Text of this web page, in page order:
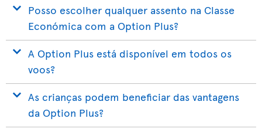
Posso escolher qualquer assento na Classe
Económica com a Option Plus?
A Option Plus está disponível em todos os
voos?
As crianças podem beneficiar das vantagens
da Option Plus?